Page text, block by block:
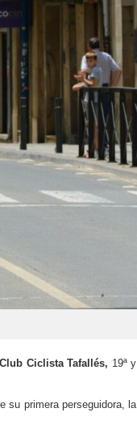
Ciclista Tafallés, 19ª y
su primera perseguidora, la